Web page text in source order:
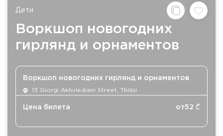
Дети
Воркшоп новогодних
гирлянд и орнаментов
Воркшоп новогодних гирлянд и орнаментов
13 Giorgi Akhvlediani Street, Tbilisi
Цена билета от52 ₾